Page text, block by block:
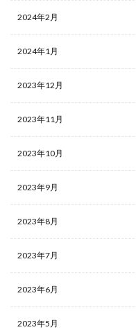
2024年2月
2024年1月
2023年12月
2023年11月
2023年10月
2023年9月
2023年8月
2023年7月
2023年6月
2023年5月